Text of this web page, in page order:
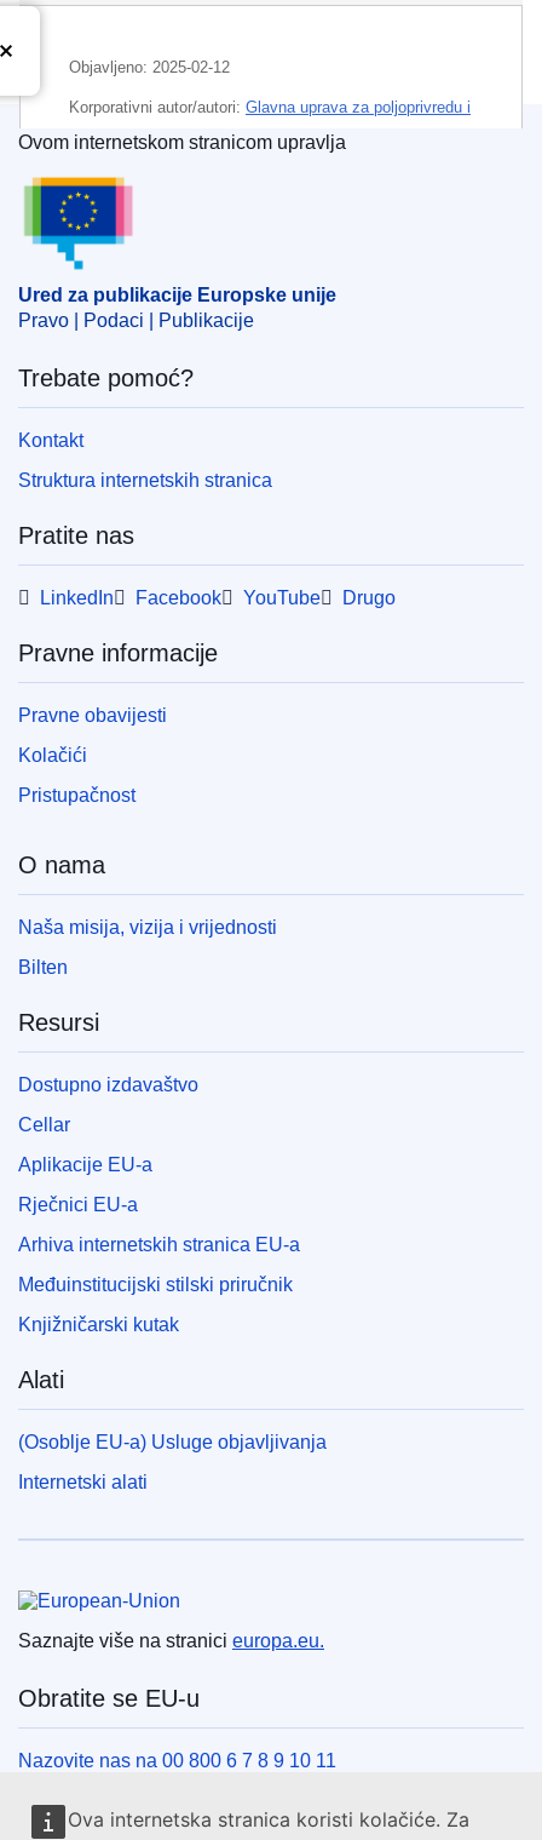
Ova internetska stranica koristi kolačiće. Za
Objavljeno: 2025-02-12
Korporativni autor/autori: Glavna uprava za poljoprivredu i
ruralni razvoj(Europska komisija),Europska komisija
Predmet:
označivanje naljepnicom
Alpe-Azurna obala
CELEX : 32025R0288
ELI :reg_impl/2025/288/oj
OJ : L_202500288
IMMC : C(2025)874/3903468
pdfa2a
Ured za publikacije Europske unije
Ovom internetskom stranicom upravlja
Ured za publikacije Europske unije
Pravo | Podaci | Publikacije
Trebate pomoć?
Kontakt
Struktura internetskih stranica
Pratite nas
LinkedIn Facebook YouTube Drugo
Pravne informacije
Pravne obavijesti
Kolačići
Pristupačnost
O nama
Naša misija, vizija i vrijednosti
Bilten
Resursi
Dostupno izdavaštvo
Cellar
Aplikacije EU-a
Rječnici EU-a
Arhiva internetskih stranica EU-a
Međuinstitucijski stilski priručnik
Knjižničarski kutak
Alati
(Osoblje EU-a) Usluge objavljivanja
Internetski alati
Europska unija
Saznajte više na stranici europa.eu.
Obratite se EU-u
Nazovite nas na 00 800 6 7 8 9 10 11
Uspostavite telefonsku vezu na drugi način